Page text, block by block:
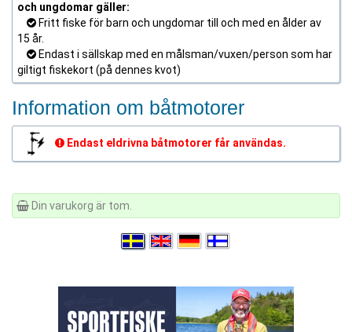
och ungdomar gäller:
Fritt fiske för barn och ungdomar till och med en ålder av
15 år.
Endast i sällskap med en målsman/vuxen/person som har
giltigt fiskekort (på dennes kvot)
Information om båtmotorer
Endast eldrivna båtmotorer får användas.
Din varukorg är tom.